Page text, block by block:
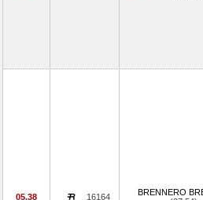
05.38 16164
BRENNERO